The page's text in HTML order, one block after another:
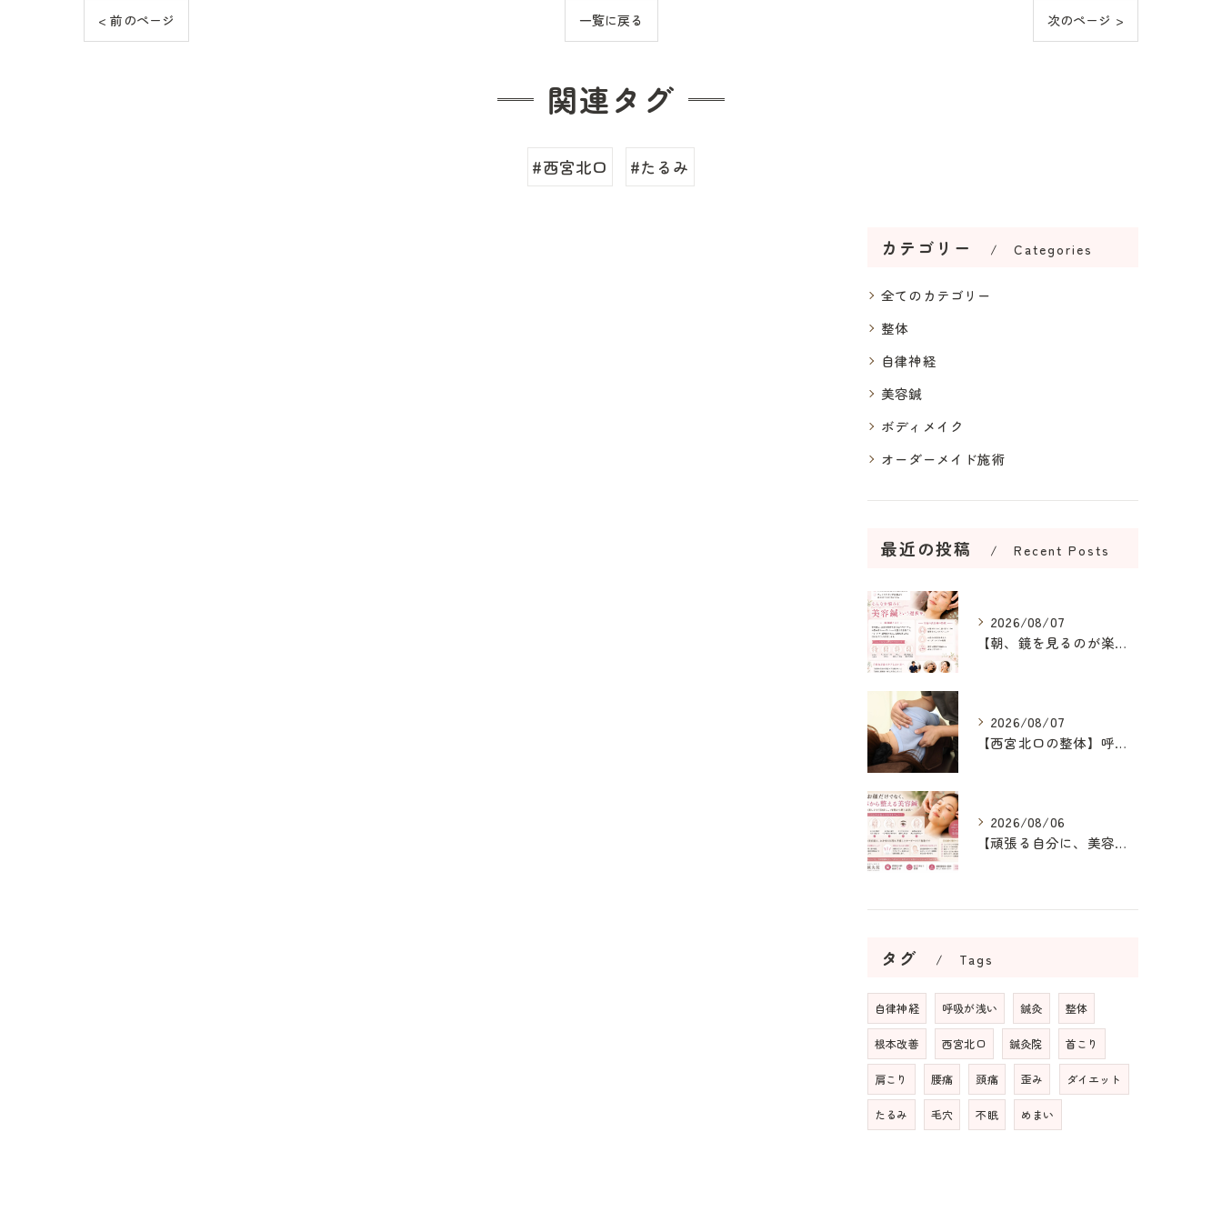
< 前のページ 一覧に戻る 次のページ >
関連タグ
#西宮北口 #たるみ
カテゴリー Categories
全てのカテゴリー
整体
自律神経
美容鍼
ボディメイク
オーダーメイド施術
最近の投稿 Recent Posts
2026/08/07
【朝、鏡を見るのが楽しみになる美容鍼】
2026/08/07
【西宮北口の整体】呼吸が浅い原因を整え、深呼吸できる身体へ
2026/08/06
【頑張る自分に、美容鍼というご褒美を】
タグ Tags
自律神経 呼吸が浅い 鍼灸 整体
根本改善 西宮北口 鍼灸院 首こり
肩こり 腰痛 頭痛 歪み ダイエット
たるみ 毛穴 不眠 めまい